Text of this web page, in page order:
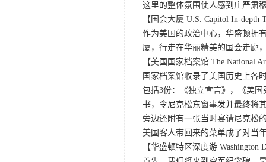
这里的整体氛围使人感到庄严肃
【国会大厦 U.S. Capitol In-depth
作为美国的政治中心，华盛顿拥
厦，行走在华丽精美的国会走廊
【美国国家档案馆 The National
国家档案馆收录了美国历史上各
包括3份：《独立宣言》，《美
书，令尼克松东窗事发并最终将
旁边还附有一张当时宴请尼克松
美国客人带回来的菜单成了对当
【华盛顿特区深度游 Washington